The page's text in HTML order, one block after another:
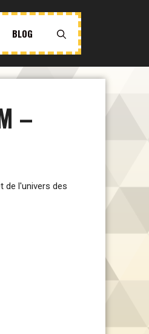
BLOG
–
de l'univers des